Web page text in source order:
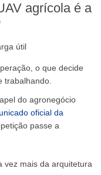
agrícola é a
útil
o que decide
trabalhando.
do agronegócio
oficial da
passe a
vez mais da arquitetura